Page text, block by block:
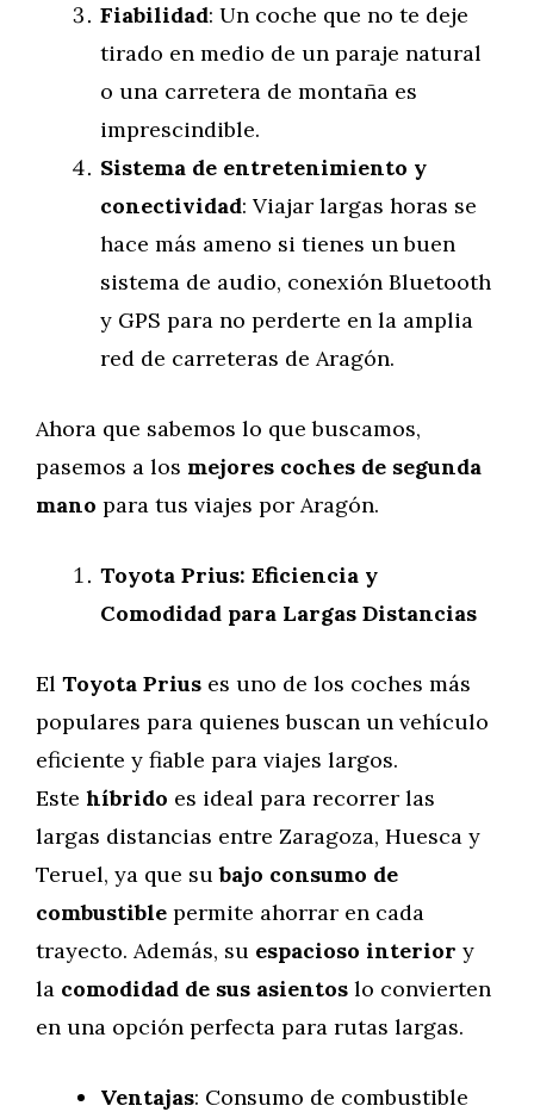
Fiabilidad: Un coche que no te deje
tirado en medio de un paraje natural
o una carretera de montaña es
imprescindible.
Sistema de entretenimiento y
conectividad: Viajar largas horas se
hace más ameno si tienes un buen
sistema de audio, conexión Bluetooth
y GPS para no perderte en la amplia
red de carreteras de Aragón.
Ahora que sabemos lo que buscamos,
pasemos a los mejores coches de segunda
mano para tus viajes por Aragón.
Toyota Prius: Eficiencia y
Comodidad para Largas Distancias
El Toyota Prius es uno de los coches más
populares para quienes buscan un vehículo
eficiente y fiable para viajes largos.
Este híbrido es ideal para recorrer las
largas distancias entre Zaragoza, Huesca y
Teruel, ya que subajo consumo de
combustible permite ahorrar en cada
trayecto. Además, su espacioso interior y
la comodidad de sus asientos lo convierten
en una opción perfecta para rutas largas.
Ventajas: Consumo de combustible